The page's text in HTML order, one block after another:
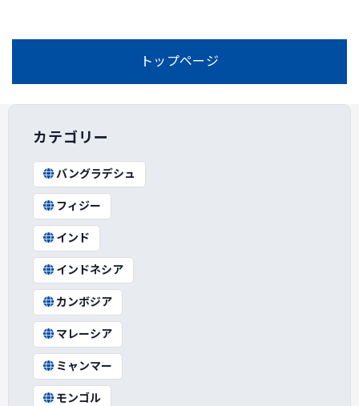
トップページ
カテゴリー
バングラデシュ
フィジー
インド
インドネシア
カンボジア
マレーシア
ミャンマー
モンゴル